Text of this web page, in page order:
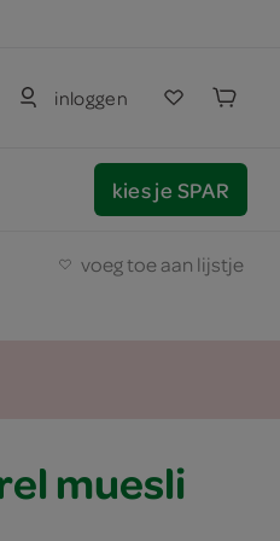
inloggen
kies je SPAR
voeg toe aan lijstje
muesli